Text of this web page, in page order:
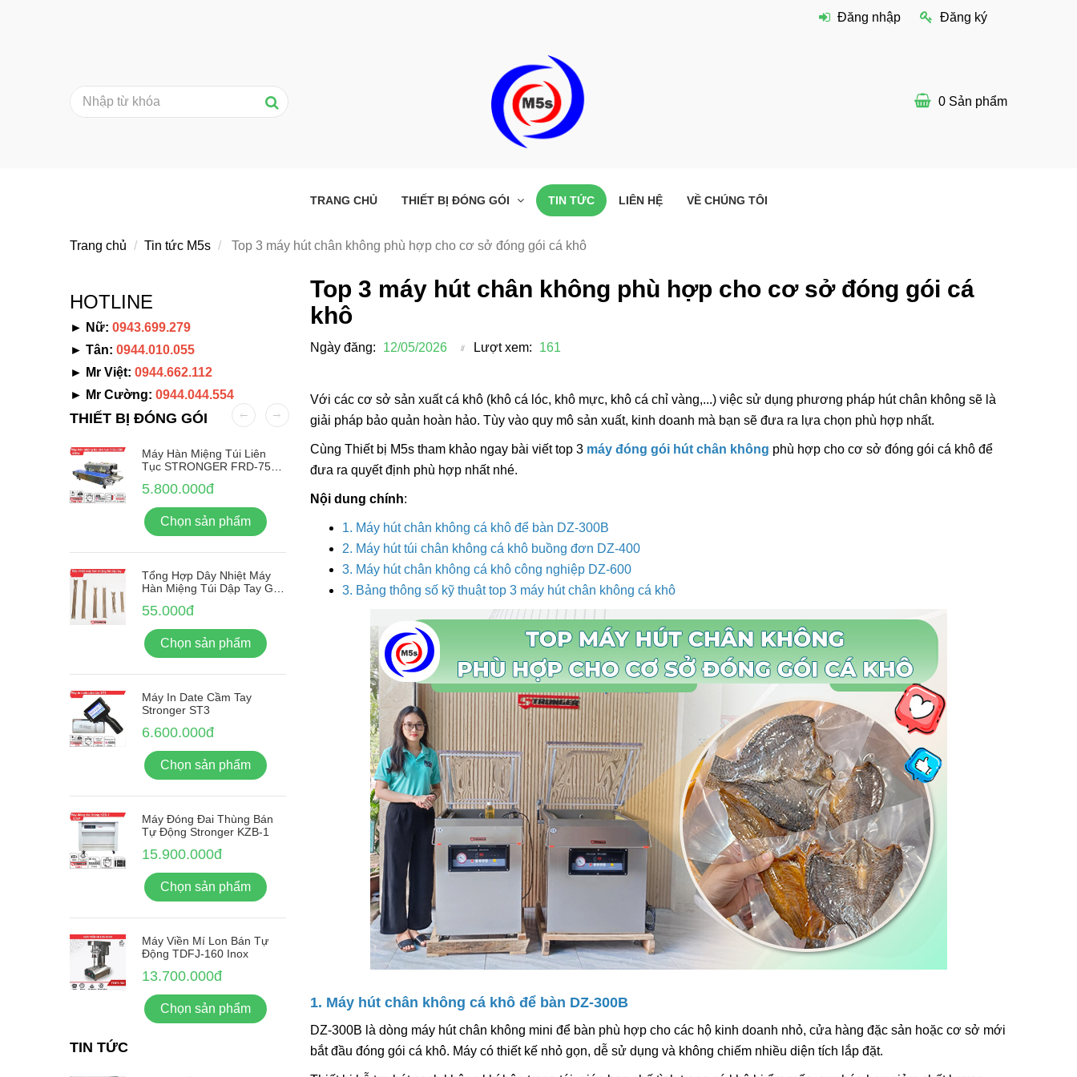
Top 3 máy hút chân không phù hợp cho cơ sở đóng gói cá
khô
Ngày đăng: 12/05/2026 Lượt xem: 161
Với các cơ sở sản xuất cá khô (khô cá lóc, khô mực, khô cá chỉ vàng,...) việc sử dụng phương pháp hút chân không sẽ là
giải pháp bảo quản hoàn hảo. Tùy vào quy mô sản xuất, kinh doanh mà bạn sẽ đưa ra lựa chọn phù hợp nhất.
Cùng Thiết bị M5s tham khảo ngay bài viết top 3 máy đóng gói hút chân không phù hợp cho cơ sở đóng gói cá khô để
đưa ra quyết định phù hợp nhất nhé.
Nội dung chính:
1. Máy hút chân không cá khô để bàn DZ-300B
2. Máy hút túi chân không cá khô buồng đơn DZ-400
3. Máy hút chân không cá khô công nghiệp DZ-600
3. Bảng thông số kỹ thuật top 3 máy hút chân không cá khô
1. Máy hút chân không cá khô để bàn DZ-300B
DZ-300B là dòng máy hút chân không mini để bàn phù hợp cho các hộ kinh doanh nhỏ, cửa hàng đặc sản hoặc cơ sở mới
bắt đầu đóng gói cá khô. Máy có thiết kế nhỏ gọn, dễ sử dụng và không chiếm nhiều diện tích lắp đặt.
HOTLINE
► Nữ: 0943.699.279
► Tân: 0944.010.055
► Mr Việt: 0944.662.112
► Mr Cường: 0944.044.554
THIẾT BỊ ĐÓNG GÓI
Máy Hàn Miệng Túi Liên
Tục STRONGER FRD-750-
5.800.000đ
Chọn sản phẩm
Tổng Hợp Dây Nhiệt Máy
Hàn Miệng Túi Dập Tay Giá
55.000đ
Chọn sản phẩm
Máy In Date Cầm Tay
Stronger ST3
6.600.000đ
Chọn sản phẩm
Máy Đóng Đai Thùng Bán
Tự Động Stronger KZB-1
15.900.000đ
Chọn sản phẩm
Máy Viền Mí Lon Bán Tự
Động TDFJ-160 Inox
13.700.000đ
Chọn sản phẩm
Máy In Date Tem Nhãn Tự
Động Stronger MY-380F
Chọn sản phẩm
Máy Hàn Miệng Túi Liên
Tổng Hợp Dây Nhiệt Máy
Hàn Miệng Túi Dập Tay Giá
Rẻ
Chọn sản phẩm
Máy In Date Cầm Tay
Stronger ST3
6.600.000đ
Chọn sản phẩm
Máy Đóng Đai Thùng Bán
Tự Động Stronger KZB-1
15.900.000đ
Chọn sản phẩm
Máy Viền Mí Lon Bán Tự
Động TDFJ-160 Inox
Máy In Date Tem Nhãn Tự
TIN TỨC
Đăng nhập Đăng ký
0 Sản phẩm
TRANG CHỦ THIẾT BỊ ĐÓNG GÓI TIN TỨC LIÊN HỆ VỀ CHÚNG TÔI
Trang chủ Tin tức M5s Top 3 máy hút chân không phù hợp cho cơ sở đóng gói cá khô